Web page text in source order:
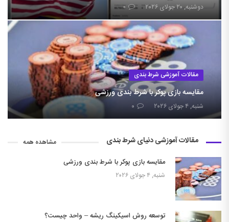
دوشنبه, ۲۰ جولای ۲۰۲۶ ۰
مقالات آموزشی شرط بندی
مقایسه بازی پوکر با شرط بندی ورزشی
شنبه, ۴ جولای ۲۰۲۶ ۰
مقالات آموزشی دنیای شرط بندی مشاهده همه
مقایسه بازی پوکر با شرط بندی ورزشی
شنبه, ۴ جولای ۲۰۲۶
توسعه روش اسیکینگ ریشه – واحد چیست؟